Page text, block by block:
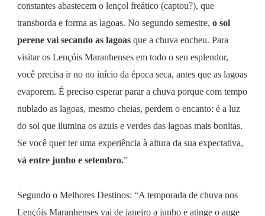
constantes abastecem o lençol freático (captou?), que
transborda e forma as lagoas. No segundo semestre, o sol
perene vai secando as lagoas que a chuva encheu. Para
visitar os Lençóis Maranhenses em todo o seu esplendor,
você precisa ir no no início da época seca, antes que as lagoas
evaporem. É preciso esperar parar a chuva porque com tempo
nublado as lagoas, mesmo cheias, perdem o encanto: é a luz
do sol que ilumina os azuis e verdes das lagoas mais bonitas.
Se você quer ter uma experiência à altura da sua expectativa,
vá entre junho e setembro.”
Segundo o Melhores Destinos: “A temporada de chuva nos
Lençóis Maranhenses vai de janeiro a junho e atinge o auge